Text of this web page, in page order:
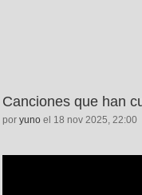
Canciones que han
por yuno el 18 nov 2025, 22:00